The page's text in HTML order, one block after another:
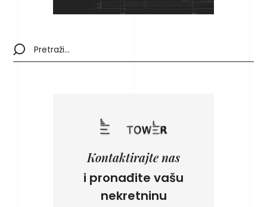
Kontaktirajte nas
i pronađite vašu
nekretninu